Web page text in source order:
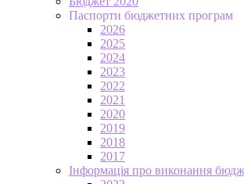
Паспорти бюджетних програм
2026
2025
2024
2023
2022
2021
2020
2019
2018
2017
Інформація про виконання